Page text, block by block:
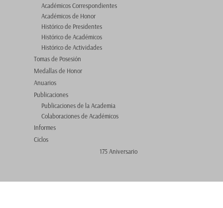
Académicos Correspondientes
Académicos de Honor
Histórico de Presidentes
Histórico de Académicos
Histórico de Actividades
Tomas de Posesión
Medallas de Honor
Anuarios
Publicaciones
Publicaciones de la Academia
Colaboraciones de Académicos
Informes
Ciclos
175 Aniversario